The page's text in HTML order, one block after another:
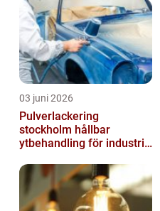
03 juni 2026
Pulverlackering
stockholm hållbar
ytbehandling för industri